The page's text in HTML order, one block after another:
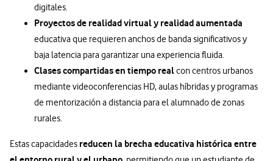
digitales.
Proyectos de realidad virtual y realidad aumentada
educativa que requieren anchos de banda significativos y
baja latencia para garantizar una experiencia fluida.
Clases compartidas en tiempo realcon centros urbanos
mediante videoconferencias HD, aulas híbridas y programas
de mentorización a distancia para el alumnado de zonas
rurales.
Estas capacidades reducen la brecha educativa histórica entre